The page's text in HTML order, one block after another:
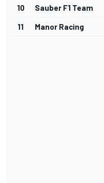
10 Sauber F1 Team
11 Manor Racing